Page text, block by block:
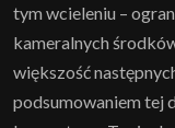
tym wcieleniu –
kameralnych
większość
podsumowaniem tej